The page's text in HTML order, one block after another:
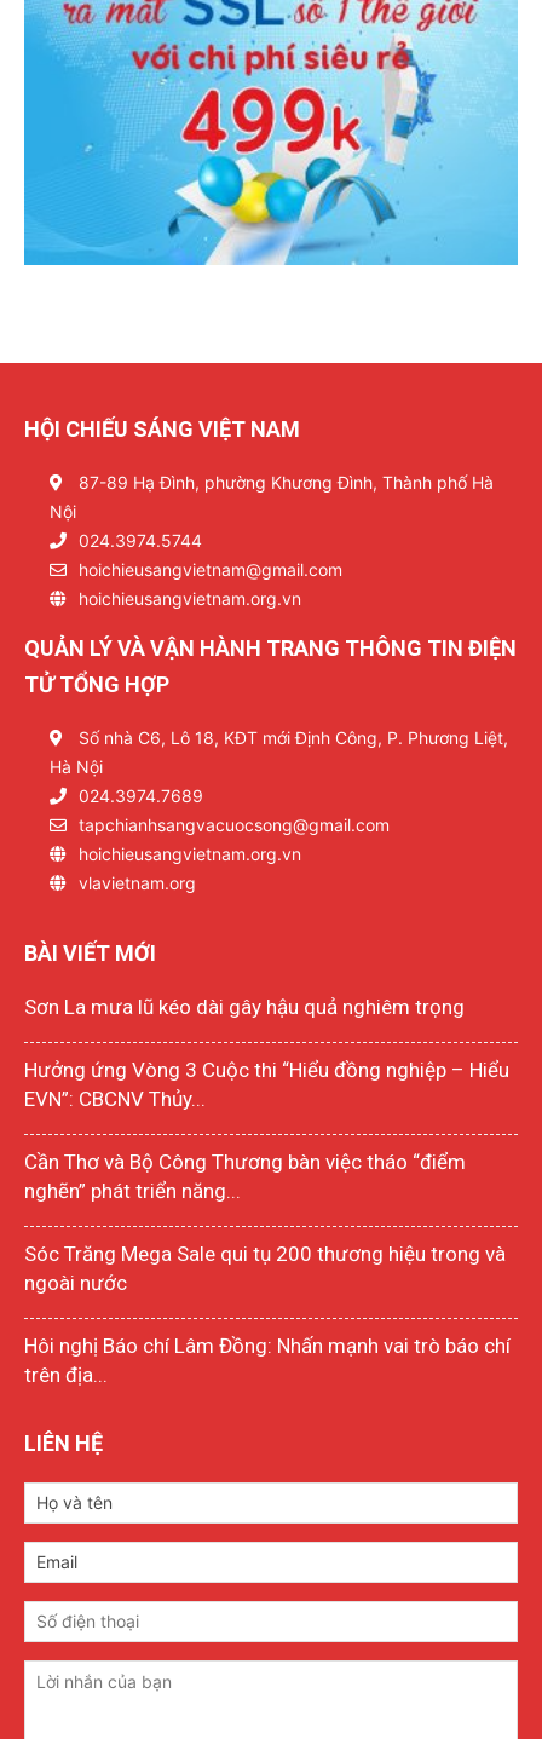
HỘI CHIẾU SÁNG VIỆT NAM
87-89 Hạ Đình, phường Khương Đình, Thành phố Hà
Nội
024.3974.5744
hoichieusangvietnam@gmail.com
hoichieusangvietnam.org.vn
QUẢN LÝ VÀ VẬN HÀNH TRANG THÔNG TIN ĐIỆN
TỬ TỔNG HỢP
Số nhà C6, Lô 18, KĐT mới Định Công, P. Phương Liệt,
Hà Nội
024.3974.7689
tapchianhsangvacuocsong@gmail.com
hoichieusangvietnam.org.vn
vlavietnam.org
BÀI VIẾT MỚI
Sơn La mưa lũ kéo dài gây hậu quả nghiêm trọng
Hưởng ứng Vòng 3 Cuộc thi “Hiểu đồng nghiệp – Hiểu
EVN”: CBCNV Thủy...
Cần Thơ và Bộ Công Thương bàn việc tháo “điểm
nghẽn” phát triển năng...
Sóc Trăng Mega Sale qui tụ 200 thương hiệu trong và
ngoài nước
Hôi nghị Báo chí Lâm Đồng: Nhấn mạnh vai trò báo chí
trên địa...
LIÊN HỆ